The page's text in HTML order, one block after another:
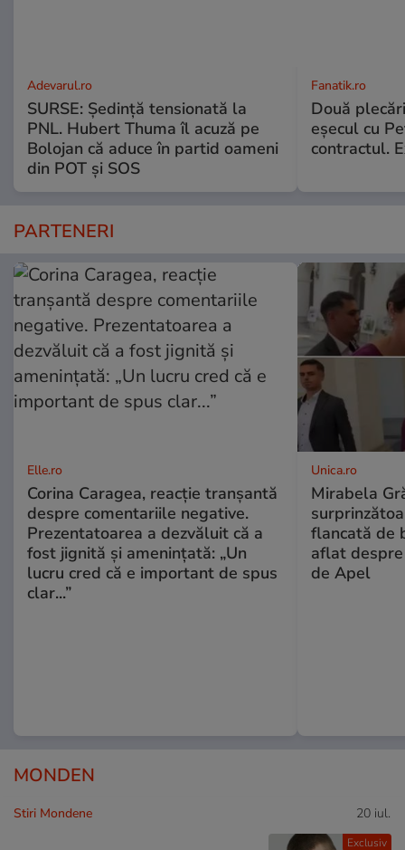
Adevarul.ro
SURSE: Ședință tensionată la
PNL. Hubert Thuma îl acuză pe
Bolojan că aduce în partid oameni
din POT și SOS
Fanatik.ro
Două
eșecul cu
contractul.
PARTENERI
Elle.ro
Corina Caragea, reacție tranșantă
despre comentariile negative.
Prezentatoarea a dezvăluit că a
fost jignită și amenințată: „Un
lucru cred că e important de spus
clar...”
Unica.ro
Mirabela
flancată de
aflat
de Apel
MONDEN
Exclusiv
Stiri Mondene 20 iul.